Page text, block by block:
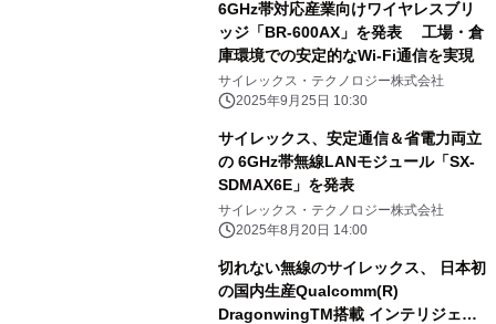
6GHz帯対応産業向けワイヤレスブリ
ッジ「BR-600AX」を発表 工場・倉
庫環境での安定的なWi-Fi通信を実現
サイレックス・テクノロジー株式会社
2025年9月25日 10:30
サイレックス、安定通信＆省電力両立
の 6GHz帯無線LANモジュール「SX-
SDMAX6E」を発表
サイレックス・テクノロジー株式会社
2025年8月20日 14:00
切れない無線のサイレックス、 日本初
の国内生産Qualcomm(R)
DragonwingTM搭載 インテリジェン